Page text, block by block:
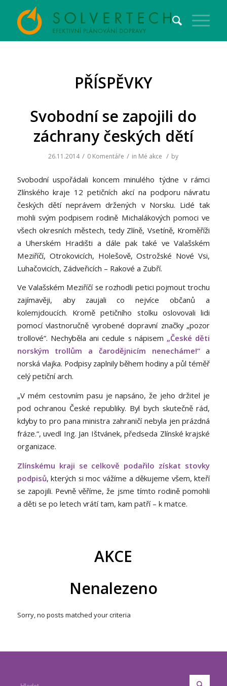
PŘÍSPĚVKY
Svobodní se zapojili do
záchrany českých dětí
26.11.2014 / 0 Komentáře / in Mé akce / by
Svobodní uspořádali koncem minulého týdne v rámci
Zlínského kraje 12 petičních akcí na podporu návratu
českých dětí neprávem držených v Norsku. Lidé tak
mohli svým podpisem rodině Michalákových pomoci ve
všech okresních městech, tedy Zlíně, Vsetíně, Kroměříži
a Uherském Hradišti a dále pak také ve Valašském
Meziříčí, Otrokovicích, Holešově, Ostrožské Nové Vsi,
Luhačovicích, Zádveřicích – Rakové a Zubří.
Ve Valašském Meziříčí se rozhodli petici pojmout trochu
zajímavěji, aby zaujali co nejvíce občanů a
kolemjdoucích. Kromě petičního stolku oslovovali lidi
pomocí vlastnoručně vyrobené dopravní značky „pozor
trollové“. Nechyběla ani cedule s nápisem „České děti
norským trollům a čarodějnicím nenecháme!“a
norská vlajka. Podpisy zaplnily během hodiny a půl téměř
celý petiční arch.
„V mém cestovním pasu je napsáno, že jeho držitel je
pod ochranou České republiky. Byl bych skutečně rád,
kdyby to pro pana ministra zahraničí nebyla jen prázdná
fráze.“, uvedl Ing. Jan Ištvánek, předseda Zlínské krajské
organizace.
Zlínskému kraji se celkově podařilo získat stovky
podpisů, kterých si moc vážíme a děkujeme všem, kteří
se zapojili. Pevně věříme, že jsme tímto rodině pomohli
a děti se po letech vrátí tam, kam patří – k matce.
AKCE
Nenalezeno
Sorry, no posts matched your criteria